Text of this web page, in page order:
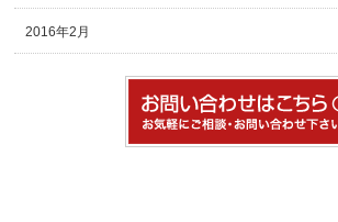
2016年2月